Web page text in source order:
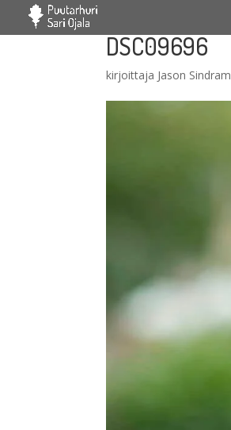
DSC09696
kirjoittaja Jason Sindram